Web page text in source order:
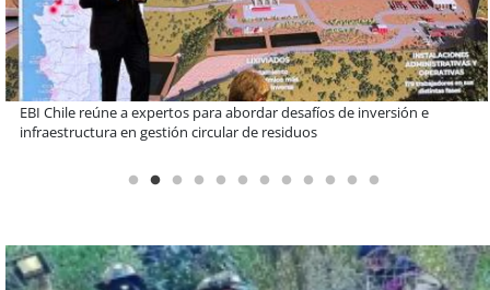
Más de 1.600 alumnos han sido parte de programa Súper Sano de
Sopraval en lo que va del año